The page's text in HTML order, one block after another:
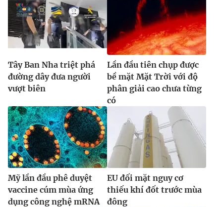
® Cấm sao chép dưới mọi hình thức nếu không có sự chấp
thuận bằng văn bản. Ghi rõ nguồn VTV.vn khi phát hành lại
thông tin từ website này.
Tây Ban Nha triệt phá
đường dây đưa người
vượt biên
Lần đầu tiên chụp được
bề mặt Mặt Trời với độ
phân giải cao chưa từng
có
Mỹ lần đầu phê duyệt
vaccine cúm mùa ứng
dụng công nghệ mRNA
EU đối mặt nguy cơ
thiếu khí đốt trước mùa
đông